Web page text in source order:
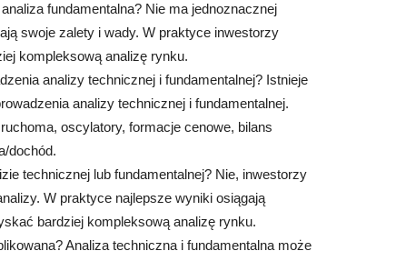
fundamentalna? Nie ma jednoznacznej
swoje zalety i wady. W praktyce inwestorzy
kompleksową analizę rynku.
analizy technicznej i fundamentalnej? Istnieje
analizy technicznej i fundamentalnej.
oscylatory, formacje cenowe, bilans
dochód.
technicznej lub fundamentalnej? Nie, inwestorzy
W praktyce najlepsze wyniki osiągają
bardziej kompleksową analizę rynku.
Analiza techniczna i fundamentalna może